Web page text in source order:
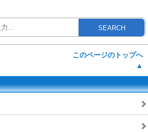
SEARCH
このページのトップへ
▲